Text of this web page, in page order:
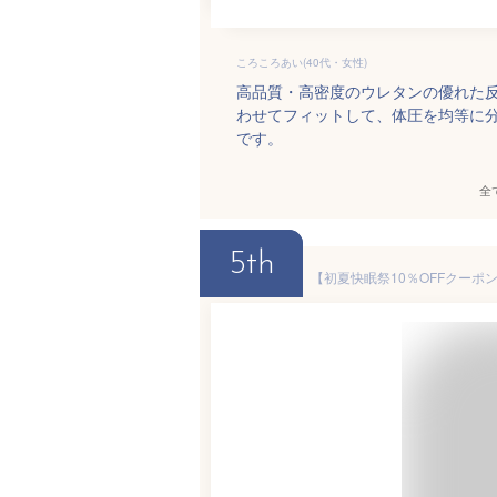
ころころあい(40代・女性)
高品質・高密度のウレタンの優れた
わせてフィットして、体圧を均等に
です。
全
5th